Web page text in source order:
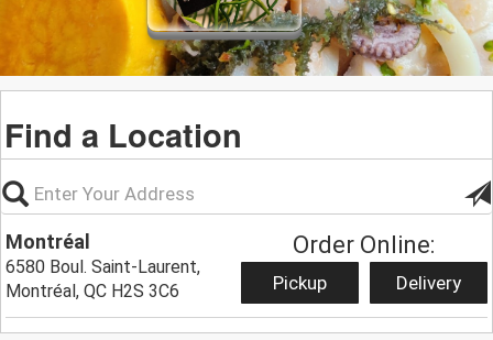
Find a Location
Montréal
6580 Boul. Saint-Laurent,
Montréal, QC H2S 3C6
Order Online:
Pickup Delivery